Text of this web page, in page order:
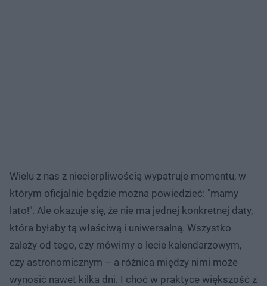
Wielu z nas z niecierpliwością wypatruje momentu, w
którym oficjalnie będzie można powiedzieć: "mamy
lato!". Ale okazuje się, że nie ma jednej konkretnej daty,
która byłaby tą właściwą i uniwersalną. Wszystko
zależy od tego, czy mówimy o lecie kalendarzowym,
czy astronomicznym – a różnica między nimi może
wynosić nawet kilka dni. I choć w praktyce większość z